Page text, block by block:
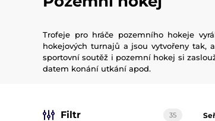
Trofeje pro hráče pozemního hokeje
hokejových turnajů a jsou vytvořeny tak,
sportovní soutěž i pozemní hokej si
datem konání utkání apod.
Filtr 35